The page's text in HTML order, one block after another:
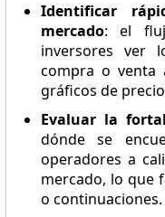
Identificar
mercado: el
inversores ver
compra o venta
gráficos de
Evaluar la
dónde se
operadores a
mercado, lo que
o continuaciones.